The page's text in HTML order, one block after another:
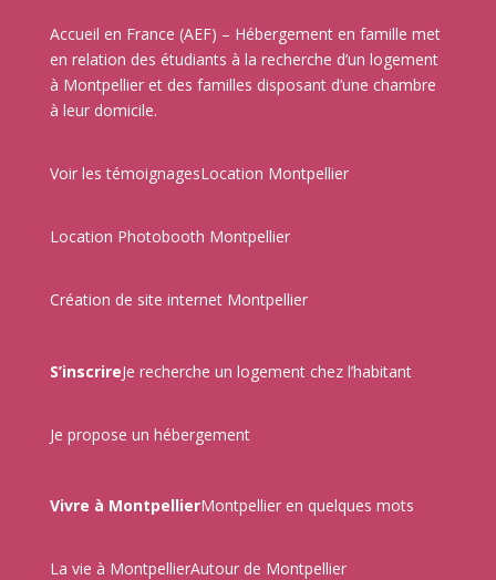
Accueil en France (AEF) – Hébergement en famille met
en relation des étudiants à la recherche d’un logement
à Montpellier et des familles disposant d’une chambre
à leur domicile.
Voir les témoignagesLocation Montpellier
Location Photobooth Montpellier
Création de site internet Montpellier
S’inscrireJe recherche un logement chez l’habitant
Je propose un hébergement
Vivre à MontpellierMontpellier en quelques mots
La vie à MontpellierAutour de Montpellier